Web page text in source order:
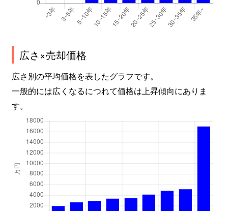
広さ×売却価格
広さ別の平均価格を表したグラフです。
一般的には広くなるにつれて価格は上昇傾向にありま
す。